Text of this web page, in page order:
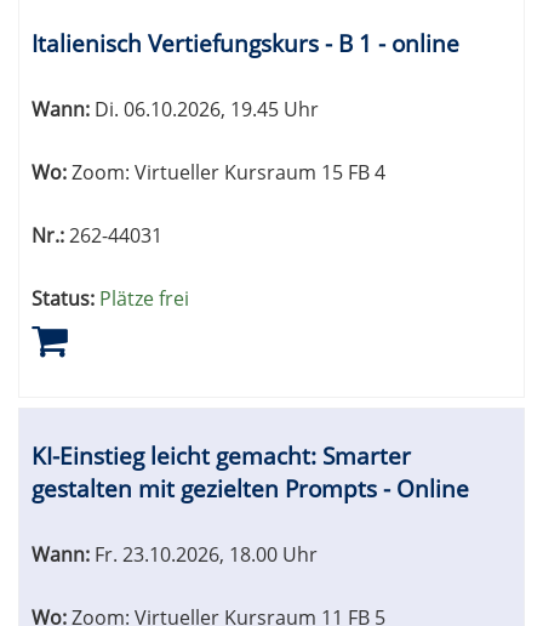
Italienisch Vertiefungskurs - B 1 - online
Wann: Di. 06.10.2026, 19.45 Uhr
Wo:Zoom: Virtueller Kursraum 15 FB 4
Nr.:262-44031
Status: Plätze frei
KI-Einstieg leicht gemacht: Smarter
gestalten mit gezielten Prompts - Online
Wann: Fr. 23.10.2026, 18.00 Uhr
Wo:Zoom: Virtueller Kursraum 11 FB 5